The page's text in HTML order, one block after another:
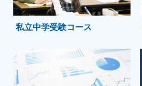
私立中学受験コース